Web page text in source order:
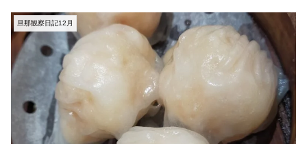
旦那観察日記12月